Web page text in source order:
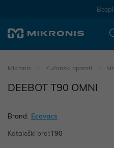
Mikronis Kućanski aparati
DEEBOT T90 OMNI
Brand: Ecovacs
Kataloški broj:T90